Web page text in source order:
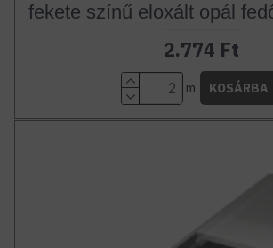
fekete színű eloxált opál
2.774 Ft
m KOSÁRBA